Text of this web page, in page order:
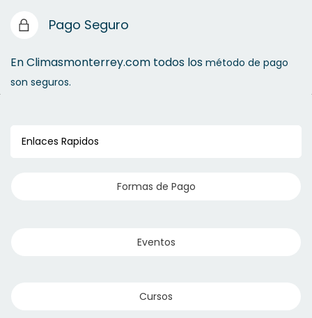
Pago Seguro
En Climasmonterrey.com todos los método de pago
son seguros.
Enlaces Rapidos
Formas de Pago
Eventos
Cursos